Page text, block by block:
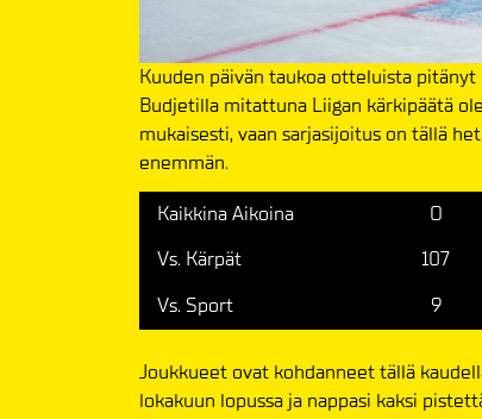
Kuuden päivän taukoa otteluista
Budjetilla mitattuna Liigan kärkipäätä
mukaisesti, vaan sarjasijoitus on tällä
enemmän.
Kaikkina Aikoina O
Vs. Kärpät
107
Vs. Sport
9
Joukkueet ovat kohdanneet tällä
lokakuun lopussa ja nappasi kaksi